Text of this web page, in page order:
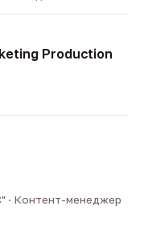
Production
Контент-менеджер